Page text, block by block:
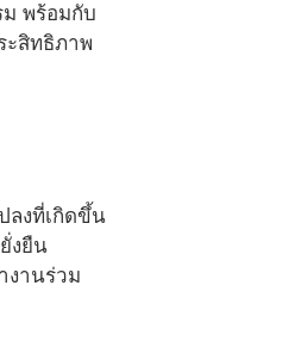
ม พร้อมกับ
ะสิทธิภาพ
ลงที่เกิดขึ้น
งยืน
งานร่วม